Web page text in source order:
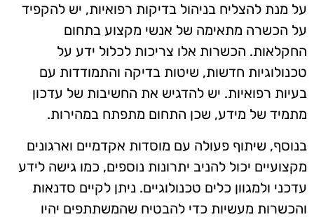
על מנת להצליח בניהול בדיקות רפואיות, יש להקפיד
על הכשרה מתאימה של אנשי מקצוע בתחום
החקלאות. הכשרות אלו צריכות לכלול ידע על
טכנולוגיות חדשות, שיטות בדיקה והתמודדות עם
בעיות רפואיות. יש להדגיש את החשיבות של עדכון
מתמיד של מידע, שכן התחום מתפתח במהירות.
בנוסף, שיתוף פעולה עם מוסדות אקדמיים וארגונים
מקצועיים יכול להניב יתרונות נוספים, כמו גישה לידע
עדכני ולמגוון כלים טכנולוגיים. ניתן לקיים סדנאות
והכשרות מעשיות כדי להבטיח שהמשתתפים יהיו